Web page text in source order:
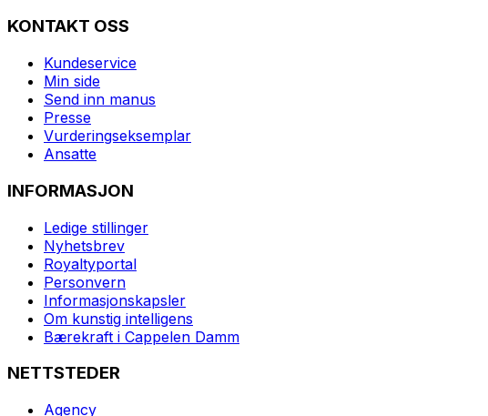
KONTAKT OSS
Kundeservice
Min side
Send inn manus
Presse
Vurderingseksemplar
Ansatte
INFORMASJON
Ledige stillinger
Nyhetsbrev
Royaltyportal
Personvern
Informasjonskapsler
Om kunstig intelligens
Bærekraft i Cappelen Damm
NETTSTEDER
Agency